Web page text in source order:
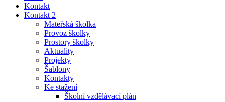
Kontakt
Kontakt 2
Mateřská školka
Provoz školky
Prostory školky
Aktuality
Projekty
Šablony
Kontakty
Ke stažení
Školní vzdělávací plán